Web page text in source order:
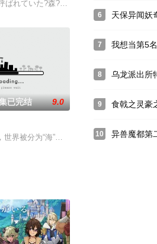
Helv
ばれていた?森?花は、?分を変えるため
已完结 9.0
世界被分为“海”和“空”两大空间，在海中居
6 天保异闻妖
7 我想当第5名
8 乌龙派出所特别篇
9 食戟之灵豪
10 异兽魔都第